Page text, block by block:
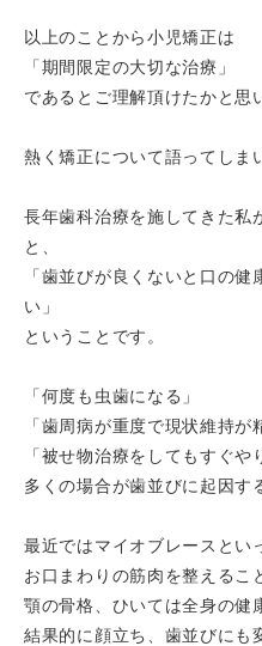
以上のことから小児矯正は
「期間限定の大切な治療」
であるとご理解頂けたかと思
熱く矯正について語ってしま
長年歯科治療を施してきた私
と、
「歯並びが良くないと口の
い」
ということです。
「何度も虫歯になる」
「歯周病が重度で現状維持が
「被せ物治療をしてもすぐや
多くの場合が歯並びに起因す
最近ではマイオブレースとい
お口まわりの筋肉を整えるこ
顎の骨格、ひいては全身の健
結果的に顔立ち、歯並びにも